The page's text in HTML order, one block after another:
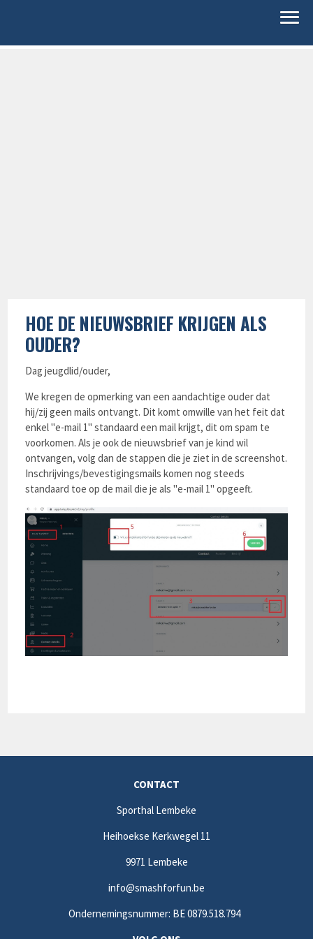
HOE DE NIEUWSBRIEF KRIJGEN ALS
OUDER?
Dag jeugdlid/ouder,
We kregen de opmerking van een aandachtige ouder dat
hij/zij geen mails ontvangt. Dit komt omwille van het feit dat
enkel "e-mail 1" standaard een mail krijgt, dit om spam te
voorkomen. Als je ook de nieuwsbrief van je kind wil
ontvangen, volg dan de stappen die je ziet in de screenshot.
Inschrijvings/bevestigingsmails komen nog steeds
standaard toe op de mail die je als "e-mail 1" opgeeft.
CONTACT
Sporthal Lembeke
Heihoekse Kerkwegel 11
9971 Lembeke
info@smashforfun.be
Ondernemingsnummer: BE 0879.518.794